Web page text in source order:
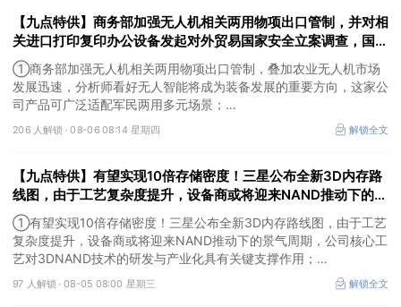
【九点特供】商务部加强无人机相关两用物项出口管制，并对相
关进口打印复印办公设备发起对外贸易国家安全立案调查，国产
消费级3D打印机已占全球九成市场份额
①商务部加强无人机相关两用物项出口管制，叠加农业无人机市场
发展迅速，分析师看好无人智能将成为装备发展的重要方向，这家公
司产品可广泛适配军民两用多元场景；
②商务部对相关进口打印复印办公设备发起对外贸易国家安全立案
调查，国产消费级3D打印机如今已占据全球九成市场份额，这家公
局；
③受益国际金价大幅反弹，美股贵金属板块普涨。
206 人解锁 ·08-06 08:14 星期四 解锁全文
【九点特供】有望实现10倍存储密度！三星公布全新3D内存路
线图，由于工艺复杂度提升，设备商或将迎来NAND推动下的景
气周期；阿里云容器服务Agent将开启商业化收费
①有望实现10倍存储密度！三星公布全新3D内存路线图，由于工艺
复杂度提升，设备商或将迎来NAND推动下的景气周期，公司核心工
艺对3DNAND技术的研发与产业化具有关键支撑作用；
②阿里云容器服务Agent将开启商业化收费，分析师看好AI产业链
正在进入应用验证和商业化加速阶段，这家公司研发的智能体开发平
97 人解锁 · 08-05 08:00 星期三 解锁全文